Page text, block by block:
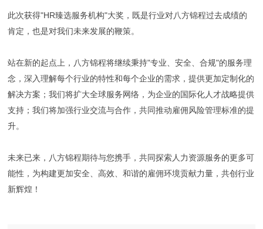
此次获得"HR臻选服务机构"大奖，既是行业对八方锦程过去成绩的
肯定，也是对我们未来发展的鞭策。
站在新的起点上，八方锦程将继续秉持"专业、安全、合规"的服务理
念，深入理解每个行业的特性和每个企业的需求，提供更加定制化的
解决方案；我们将扩大全球服务网络，为企业的国际化人才战略提供
支持；我们将加强行业交流与合作，共同推动雇佣风险管理标准的提
升。
未来已来，八方锦程期待与您携手，共同探索人力资源服务的更多可
能性，为构建更加安全、高效、和谐的雇佣环境贡献力量，共创行业
新辉煌！